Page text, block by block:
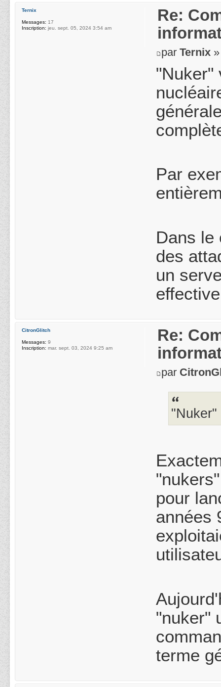
Re:
parTernix
"Nuker"
Par
Dans le
des
un
Ternix
Messages: 17
Inscription: jeu. sept. 05, 2024 3:54 am
Re:
par
"Nuker"
pour
années
"nuker"
terme
CitronGlitch
Messages: 9
Inscription: mar. sept. 03, 2024 9:25 am